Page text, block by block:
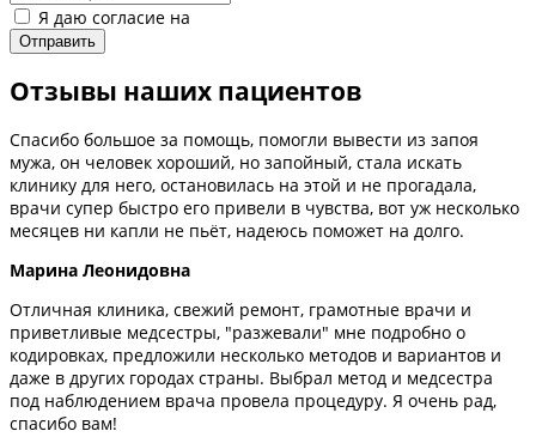
Я даю согласие на
Отзывы наших пациентов
Спасибо большое за помощь, помогли вывести из запоя
мужа, он человек хороший, но запойный, стала искать
клинику для него, остановилась на этой и не прогадала,
врачи супер быстро его привели в чувства, вот уж несколько
месяцев ни капли не пьёт, надеюсь поможет на долго.
Марина Леонидовна
Отличная клиника, свежий ремонт, грамотные врачи и
приветливые медсестры, "разжевали" мне подробно о
кодировках, предложили несколько методов и вариантов и
даже в других городах страны. Выбрал метод и медсестра
под наблюдением врача провела процедуру. Я очень рад,
спасибо вам!